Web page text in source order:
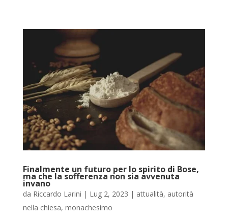
Finalmente un futuro per lo spirito di Bose,
ma che la sofferenza non sia avvenuta
invano
da Riccardo Larini | Lug 2, 2023 | attualità, autorità
nella chiesa, monachesimo